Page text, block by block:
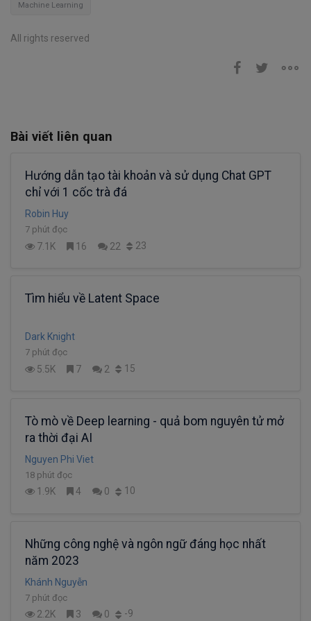
Machine Learning
All rights reserved
Bài viết liên quan
Hướng dẫn tạo tài khoản và sử dụng Chat GPT
chỉ với 1 cốc trà đá
Robin Huy
7 phút đọc
7.1K 16 22 23
Tìm hiểu về Latent Space
Dark Knight
7 phút đọc
5.5K 7 2 15
Tò mò về Deep learning - quả bom nguyên tử mở
ra thời đại AI
Nguyen Phi Viet
18 phút đọc
1.9K 4 0 10
Những công nghệ và ngôn ngữ đáng học nhất
năm 2023
Khánh Nguyễn
7 phút đọc
2.2K 3 0 -9